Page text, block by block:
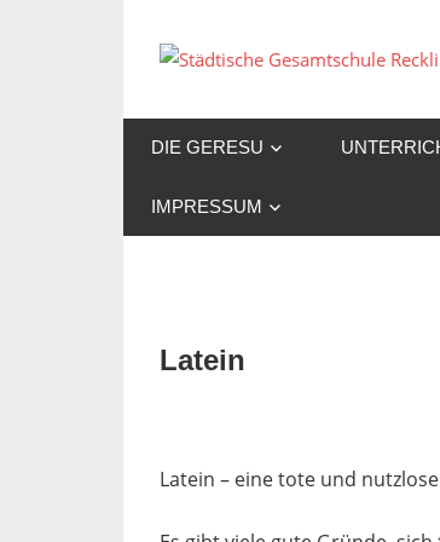
Inhalt
DIE GERESU
IMPRESSUM
Latein
Latein – eine tote und